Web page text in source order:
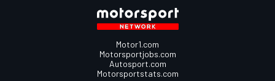
Motor1.com
Motorsportjobs.com
Autosport.com
Motorsportstats.com